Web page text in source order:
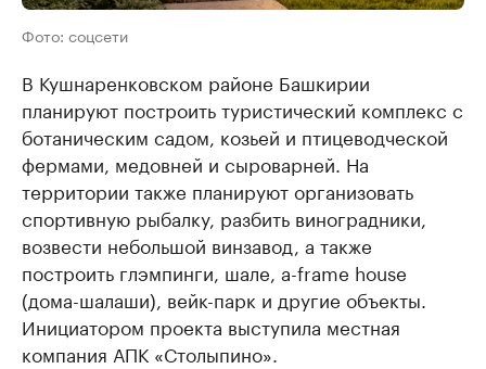
Фото: соцсети
В Кушнаренковском районе Башкирии
планируют построить туристический комплекс с
ботаническим садом, козьей и птицеводческой
фермами, медовней и сыроварней. На
территории также планируют организовать
спортивную рыбалку, разбить виноградники,
возвести небольшой винзавод, а также
построить глэмпинги, шале, а-frame house
(дома-шалаши), вейк-парк и другие объекты.
Инициатором проекта выступила местная
компания АПК «Столыпино».